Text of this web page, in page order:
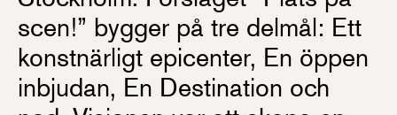
scen!” bygger på tre delmål: Ett
konstnärligt epicenter, En öppen
inbjudan, En Destination och